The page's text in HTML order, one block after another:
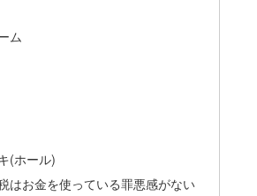
ム
(ホール)
はお金を使っている罪悪感がない